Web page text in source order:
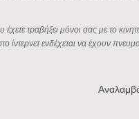
έχετε τραβήξει μόνοι σας με το
ίντερνετ ενδέχεται να έχουν